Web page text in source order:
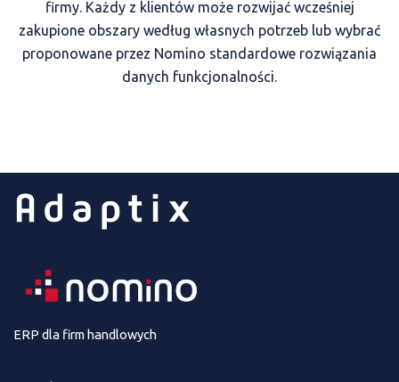
firmy. Każdy z klientów może rozwijać wcześniej
zakupione obszary według własnych potrzeb lub wybrać
proponowane przez Nomino standardowe rozwiązania
danych funkcjonalności.
ERP dla firm handlowych